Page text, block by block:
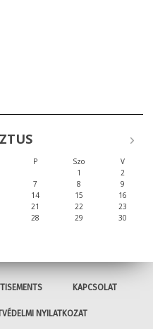
P Szo
V
1
2
7 8
9
14 15
16
21 22
23
28 29
30
KAPCSOLAT
NYILATKOZAT